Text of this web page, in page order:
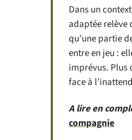
Dans un
adaptée relève
qu’une partie
entre en jeu :
imprévus. Plus
face à
A lire en
compagnie